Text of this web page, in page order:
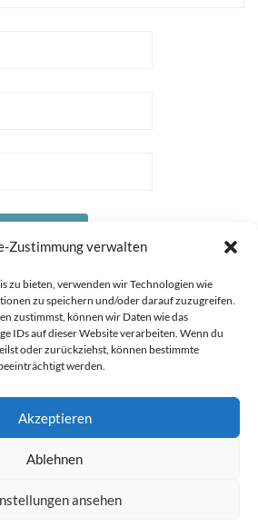
Zustimmung verwalten
zu bieten, verwenden wir Technologien wie
zu speichern und/oder darauf zuzugreifen.
zustimmst, können wir Daten wie das
IDs auf dieser Website verarbeiten. Wenn du
oder zurückziehst, können bestimmte
werden.
Akzeptieren
Ablehnen
ansehen
ÜBER
Ihrer Daten durch Google Analytics
auf folgenden Link klicken. Es wird ein
der die Erfassung Ihrer Daten bei